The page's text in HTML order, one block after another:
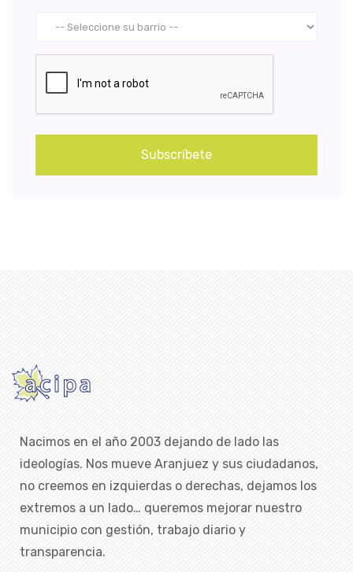
Subscríbete
Nacimos en el año 2003 dejando de lado las
ideologías. Nos mueve Aranjuez y sus ciudadanos,
no creemos en izquierdas o derechas, dejamos los
extremos a un lado… queremos mejorar nuestro
municipio con gestión, trabajo diario y
transparencia.